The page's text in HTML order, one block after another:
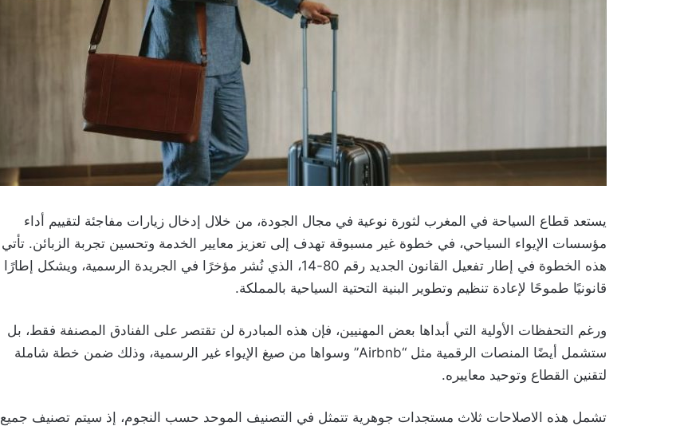
يستعد قطاع السياحة في المغرب لثورة نوعية في مجال الجودة، من خلال إدخال زيارات مفاجئة لتقييم أداء
مؤسسات الإيواء السياحي، في خطوة غير مسبوقة تهدف إلى تعزيز معايير الخدمة وتحسين تجربة الزبائن. تأتي
هذه الخطوة في إطار تفعيل القانون الجديد رقم 80-14، الذي نُشر مؤخرًا في الجريدة الرسمية، ويشكل إطارًا
قانونيًا طموحًا لإعادة تنظيم وتطوير البنية التحتية السياحية بالمملكة.
ورغم التحفظات الأولية التي أبداها بعض المهنيين، فإن هذه المبادرة لن تقتصر على الفنادق المصنفة فقط، بل
ستشمل أيضًا المنصات الرقمية مثل “Airbnb” وسواها من صيغ الإيواء غير الرسمية، وذلك ضمن خطة شاملة
لتقنين القطاع وتوحيد معاييره.
تشمل هذه الاصلاحات ثلاث مستجدات جوهرية تتمثل في التصنيف الموحد حسب النجوم، إذ سيتم تصنيف جميع